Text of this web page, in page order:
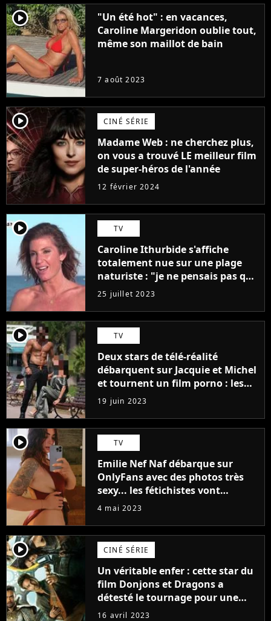
player2
"Un été hot" : en vacances,
Caroline Margeridon oublie tout,
même son maillot de bain
7 août 2023
player2 CINÉ SÉRIE
Madame Web : ne cherchez plus,
on vous a trouvé LE meilleur film
de super-héros de l'année
12 février 2024
player2 TV
Caroline Ithurbide s'affiche
totalement nue sur une plage
naturiste : "je ne pensais pas que
j'arriverais à le faire..."
25 juillet 2023
player2 TV
Deux stars de télé-réalité
débarquent sur Jacquie et Michel
et tournent un film porno : les
premières images du tournage
(exclu)
19 juin 2023
player2 TV
Emilie Nef Naf débarque sur
OnlyFans avec des photos très
sexy... les fétichistes vont
prendre leur pied !
4 mai 2023
player2 CINÉ SÉRIE
Un véritable enfer : cette star du
film Donjons et Dragons a
détesté le tournage pour une
raison très spéciale
16 avril 2023